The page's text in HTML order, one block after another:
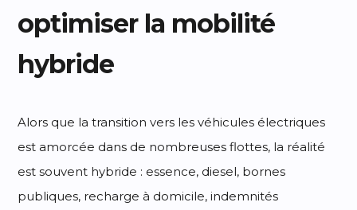
optimiser la mobilité
hybride
Alors que la transition vers les véhicules électriques
est amorcée dans de nombreuses flottes, la réalité
est souvent hybride : essence, diesel, bornes
publiques, recharge à domicile, indemnités